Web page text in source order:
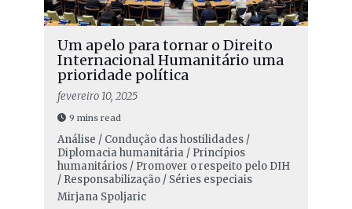
Um apelo para tornar o Direito
Internacional Humanitário uma
prioridade política
fevereiro 10, 2025
9 mins read
Análise / Condução das hostilidades /
Diplomacia humanitária / Princípios
humanitários / Promover o respeito pelo DIH
/ Responsabilização / Séries especiais
Mirjana Spoljaric